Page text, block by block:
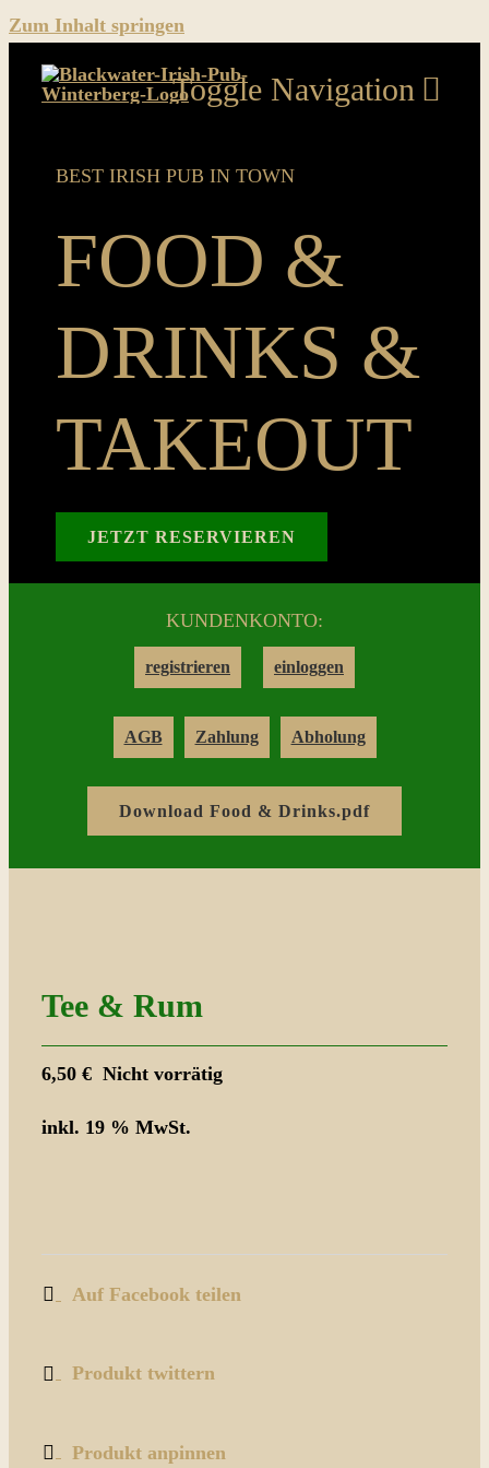
Zum Inhalt springen
Toggle Navigation
Music
Sport
Pics
Reservation
Login
Warenkorb
BEST IRISH PUB IN TOWN
FOOD &
DRINKS &
TAKEOUT
JETZT RESERVIEREN
KUNDENKONTO:
registrieren einloggen
AGB Zahlung Abholung
Download Food & Drinks.pdf
Tee & Rum
6,50 € Nicht vorrätig
inkl. 19 % MwSt.
Auf Facebook teilen
Produkt twittern
Produkt anpinnen